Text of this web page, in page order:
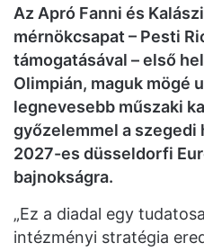
Az Apró Fanni és
mérnökcsapat – Pesti
támogatásával – első
Olimpián, maguk mögé
legnevesebb műszaki
győzelemmel a
2027-es düsseldorfi
bajnokságra.
„Ez a diadal egy
intézményi stratégia